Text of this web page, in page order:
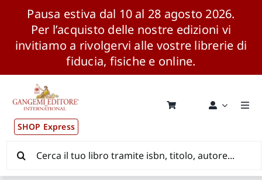
Pausa estiva dal 10 al 28 agosto 2026.
Per l’acquisto delle nostre edizioni vi
invitiamo a rivolgervi alle vostre librerie di
fiducia, fisiche e online.
contenuto
SHOP Express
Pubblicazioni
News ed Eventi
per: